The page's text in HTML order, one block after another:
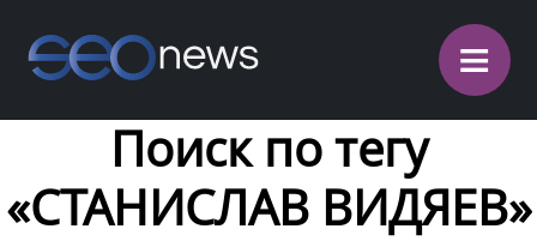
≡
Поиск по тегу
«СТАНИСЛАВ ВИДЯЕВ»